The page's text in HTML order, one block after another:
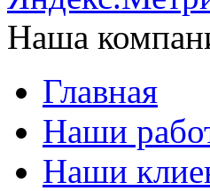
Наша
Главная
Наши
Наши